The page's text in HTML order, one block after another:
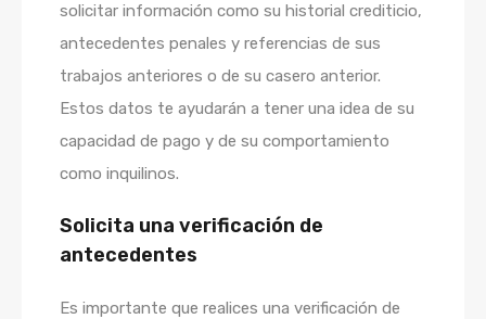
solicitar información como su historial crediticio,
antecedentes penales y referencias de sus
trabajos anteriores o de su casero anterior.
Estos datos te ayudarán a tener una idea de su
capacidad de pago y de su comportamiento
como inquilinos.
Solicita una verificación de
antecedentes
Es importante que realices una verificación de